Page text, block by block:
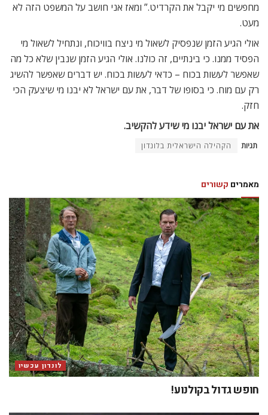
מחפשים מי יקבל את הקרדיט.” ומאז אני חושב על המשפט הזה לא
מעט.
אולי הגיע הזמן שנפסיק לשאול מי ניצח בוויכוח, ונתחיל לשאול מי
הפסיד ממנו. כי בינתיים, זה כולנו. אולי הגיע הזמן שנבין שלא כל מה
שאפשר לעשות בכוח – כדאי לעשות בכוח. יש דברים שאפשר להשיג
רק עם מוח. כי בסופו של דבר, את עם ישראל לא יבנו מי שיצעק הכי
חזק.
את עם ישראל יבנו מי שידע להקשיב.
תגיות הקהילה הישראלית בלונדון
מאמרים קשורים
לונדון עכשיו
חופש גדול בקולנוע!